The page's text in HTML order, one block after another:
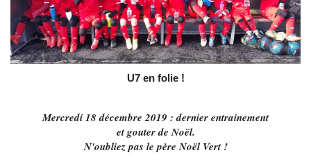
U7 en folie !
Mercredi 18 décembre 2019 : dernier entrainement
et gouter de Noël.
N'oubliez pas le père Noël Vert !